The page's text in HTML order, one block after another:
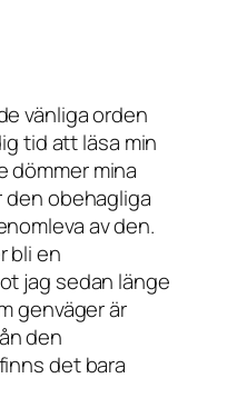
vänliga orden
tid att läsa min
dömmer mina
obehagliga
av den.
bli en
jag sedan länge
genväger är
den
det bara